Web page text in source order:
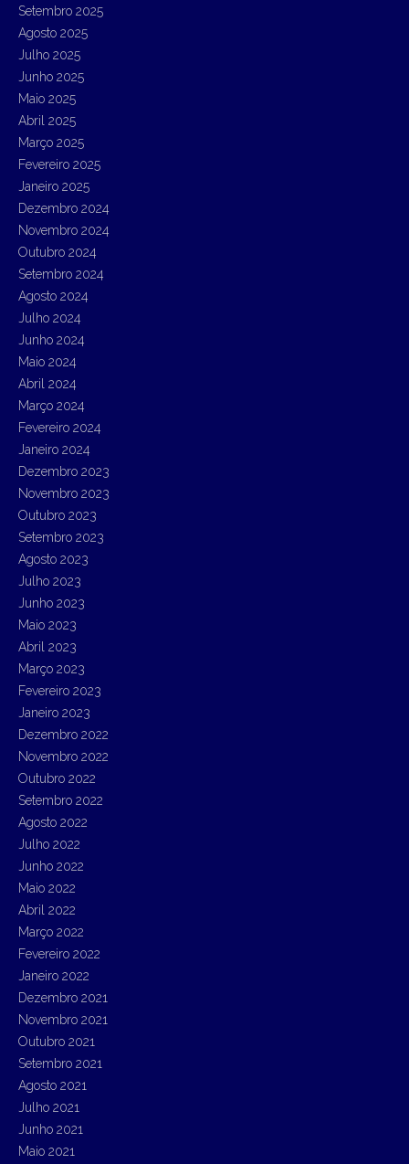
o
r
Setembro 2025
Agosto 2025
Julho 2025
Junho 2025
Maio 2025
Abril 2025
Março 2025
Fevereiro 2025
Janeiro 2025
Dezembro 2024
Novembro 2024
Outubro 2024
Setembro 2024
Agosto 2024
Julho 2024
Junho 2024
Maio 2024
Abril 2024
Março 2024
Fevereiro 2024
Janeiro 2024
Dezembro 2023
Novembro 2023
Outubro 2023
Setembro 2023
Agosto 2023
Julho 2023
Junho 2023
Maio 2023
Abril 2023
Março 2023
Fevereiro 2023
Janeiro 2023
Dezembro 2022
Novembro 2022
Outubro 2022
Setembro 2022
Agosto 2022
Julho 2022
Junho 2022
Maio 2022
Abril 2022
Março 2022
Fevereiro 2022
Janeiro 2022
Dezembro 2021
Novembro 2021
Outubro 2021
Setembro 2021
Agosto 2021
Julho 2021
Junho 2021
Maio 2021